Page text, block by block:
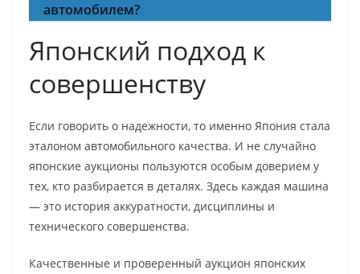
автомобилем?
Японский подход к
совершенству
Если говорить о надежности, то именно Япония стала
эталоном автомобильного качества. И не случайно
японские аукционы пользуются особым доверием у
тех, кто разбирается в деталях. Здесь каждая машина
— это история аккуратности, дисциплины и
технического совершенства.
Качественные и проверенный аукцион японских